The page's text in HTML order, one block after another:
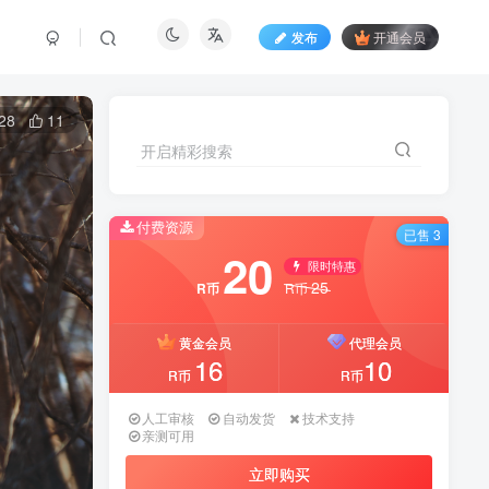
发布 开通会员
11
开启精彩搜索
付费资源
R币 20 限时特惠
R币25
黄金会员
R币 16
代理会员
R币10
人工审核 自动发货
技术支持
亲测可用
立即购买
已售 3